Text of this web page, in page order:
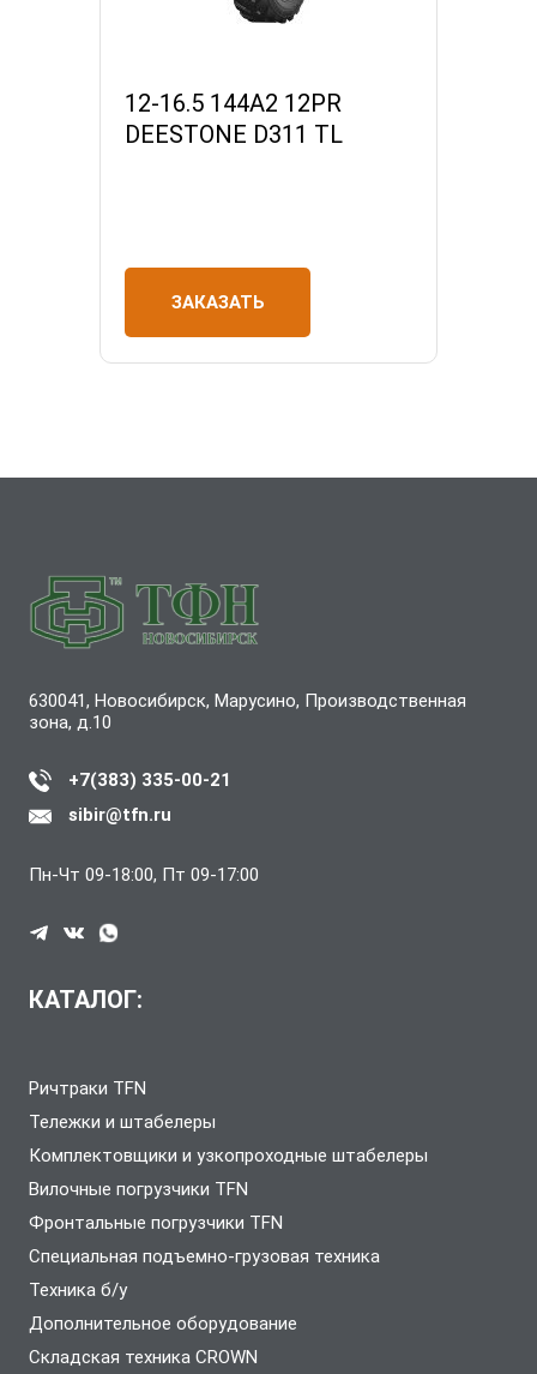
12-16.5 144A2 12PR
DEESTONE D311 TL
ЗАКАЗАТЬ
630041, Новосибирск, Марусино, Производственная
зона, д.10
+7(383) 335-00-21
sibir@tfn.ru
Пн-Чт 09-18:00, Пт 09-17:00
КАТАЛОГ:
Ричтраки TFN
Тележки и штабелеры
Комплектовщики и узкопроходные штабелеры
Вилочные погрузчики TFN
Фронтальные погрузчики TFN
Специальная подъемно-грузовая техника
Техника б/у
Дополнительное оборудование
Складская техника CROWN